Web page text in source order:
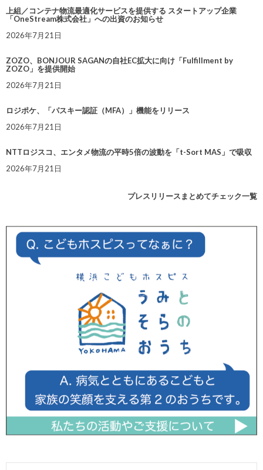
上組／コンテナ物流最適化サービスを提供する スタートアップ企業
「OneStream株式会社」への出資のお知らせ
2026年7月21日
ZOZO、BONJOUR SAGANの自社EC拡大に向け「Fulfillment by
ZOZO」を提供開始
2026年7月21日
ロジポケ、「パスキー認証（MFA）」機能をリリース
2026年7月21日
NTTロジスコ、エンタメ物流の平時5倍の波動を「t-Sort MAS」で吸収
2026年7月21日
プレスリリースまとめてチェック一覧